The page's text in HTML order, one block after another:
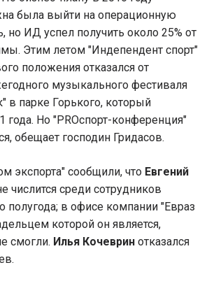
была выйти на операционную
но ИД успел получить около 25% от
Этим летом "Индепендент спорт"
положения отказался от
музыкального фестиваля
в парке Горького, который
года. Но "PROспорт-конференция"
обещает господин Гридасов.
экспорта" сообщили, что Евгений
числится среди сотрудников
полугода; в офисе компании "Евраз
которой он является,
смогли. Илья Кочеврин отказался